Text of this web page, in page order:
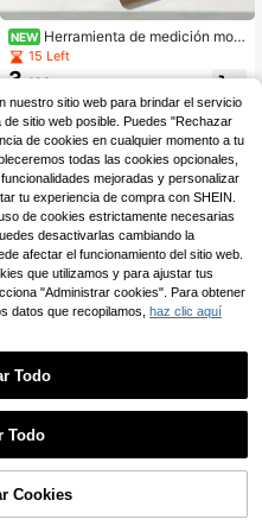
NEW Herramienta de medición mont
ada en el dedo, regla de anillo de al
eación de aluminio, herramienta de
ón de conducto radicular dental por
tátil, regla de medición de conducto
radicular de aleación de aluminio re
sistente a altas temperaturas
15 Left
3,42€
Regla medidora de talla de zapatos
para adultos, escala de medición de
de medición de pies para uso domé
7,48€
1
nuestro sitio web para brindar el servicio
sitio web posible. Puedes "Rechazar
de cookies en cualquier momento a tu
todas las cookies opcionales,
mejoradas y personalizar
tu experiencia de compra con SHEIN.
de cookies estrictamente necesarias
desactivarlas cambiando la
afectar el funcionamiento del sitio web.
que utilizamos y para ajustar tus
"Administrar cookies". Para obtener
datos que recopilamos, haz clic aquí
Todo
Todo
Cookies